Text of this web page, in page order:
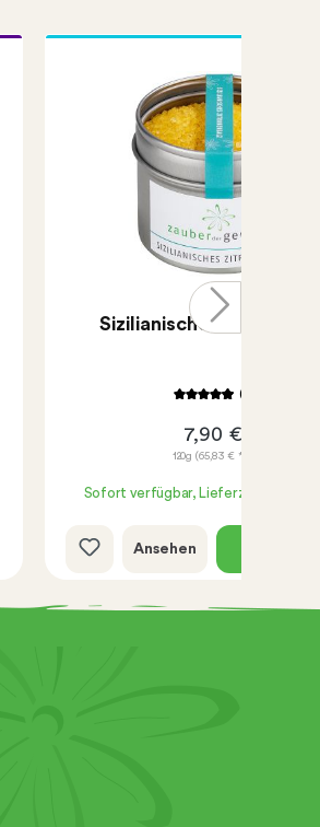
Sizilianisches
(97)
7,90 € *
120g (65,83 € */ kg)
Sofort verfügbar, Lieferzeit: 1-2
Ansehen